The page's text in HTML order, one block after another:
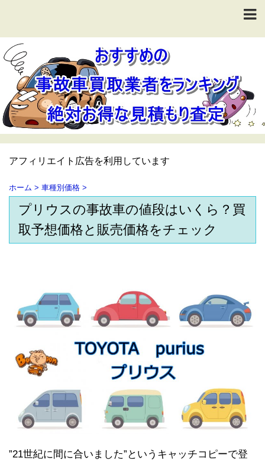
アフィリエイト広告を利用しています
ホーム > 車種別価格 >
プリウスの事故車の値段はいくら？買
取予想価格と販売価格をチェック
”21世紀に間に合いました”というキャッチコピーで登